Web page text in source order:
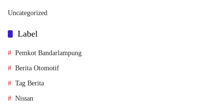
Uncategorized
Label
Pemkot Bandarlampung
Berita Otomotif
Tag Berita
Nissan